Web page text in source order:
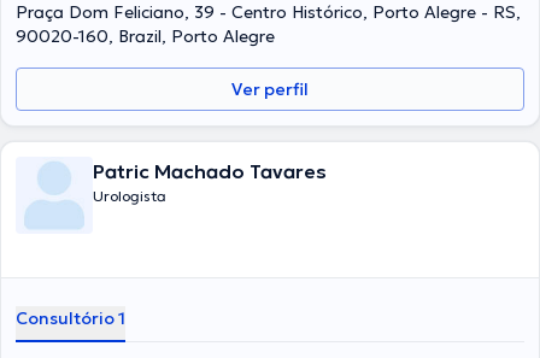
Praça Dom Feliciano, 39 - Centro Histórico, Porto Alegre - RS,
90020-160, Brazil, Porto Alegre
Ver perfil
Patric Machado Tavares
Urologista
Consultório 1